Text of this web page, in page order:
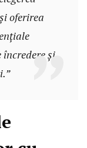
oferirea
și